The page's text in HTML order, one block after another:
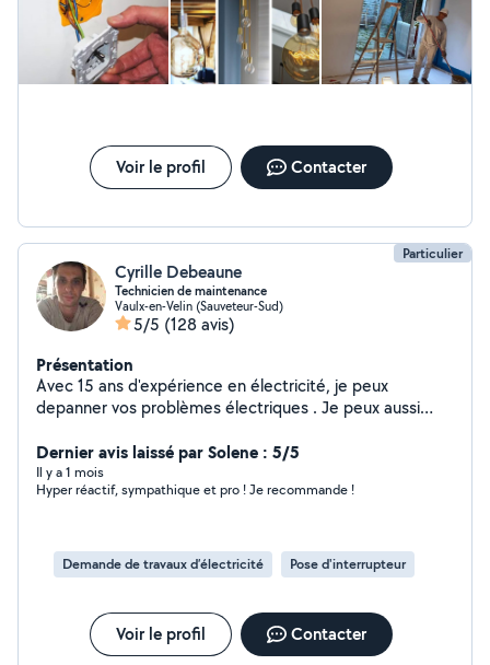
Voir le profil Contacter
Particulier
Cyrille Debeaune
Technicien de maintenance
Vaulx-en-Velin (Sauveteur-Sud)
5/5 (128 avis)
Présentation
Avec 15 ans d'expérience en électricité, je peux
depanner vos problèmes électriques . Je peux aussi
Dernier avis laissé par Solene : 5/5
Il y a 1 mois
Hyper réactif, sympathique et pro ! Je recommande !
Demande de travaux d’électricité Pose d'interrupteur
Voir le profil Contacter